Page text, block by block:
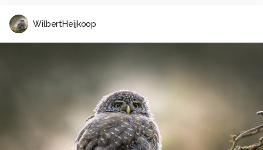
WilbertHeijkoop